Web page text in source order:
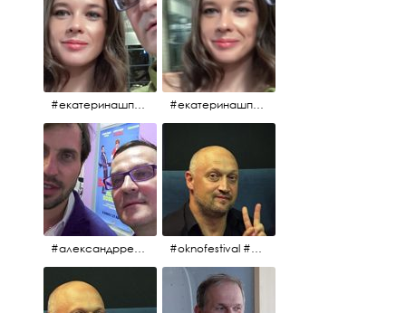
#екатеринашпица #шпица @ekaterinashpitsa #екатеринашпица #шпица @ekaterinashpitsa
#александрревва #ревва #артурпирожков #бабушкалегкогоповедения @arthurpirozhkov #oknofestival #gosha #гошакуценко